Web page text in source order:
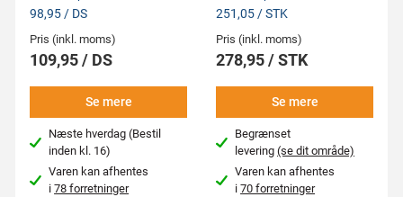
98,95 / DS
Pris (inkl. moms)
109,95 / DS
Se mere
Næste hverdag (Bestil
inden kl. 16)
Varen kan afhentes
i78 forretninger
251,05 / STK
Pris (inkl. moms)
278,95 / STK
Se mere
Begrænset
levering(se dit område)
Varen kan afhentes
i70 forretninger